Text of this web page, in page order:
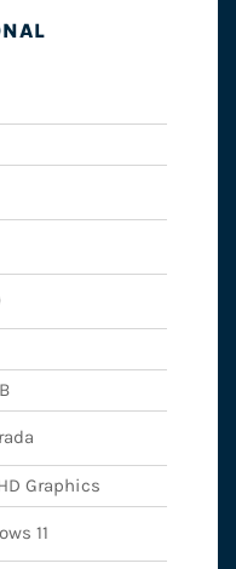
Graphics
11